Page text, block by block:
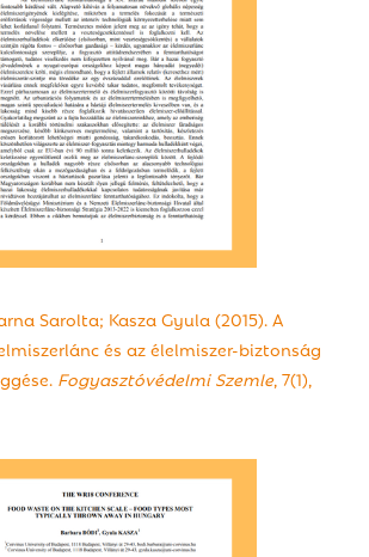
Sarolta; Kasza Gyula (2015). A
és az élelmiszer-biztonság
Fogyasztóvédelmi Szemle, 7(1),